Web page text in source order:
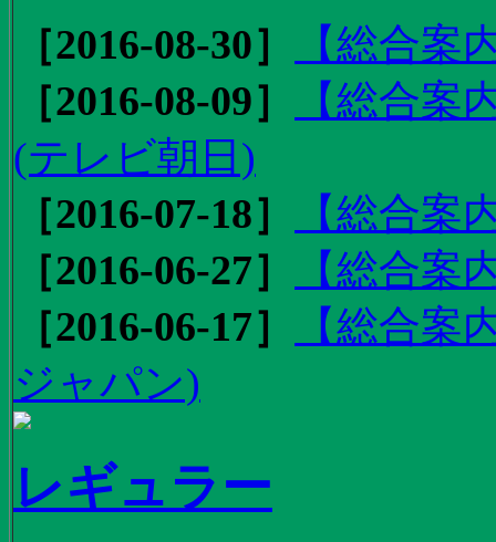
［2016-08-30］
【総合
［2016-08-09］
【総合
(テレビ朝日)
［2016-07-18］
【総合案
［2016-06-27］
【総合案
［2016-06-17］
【総合
ジャパン)
レギュラー